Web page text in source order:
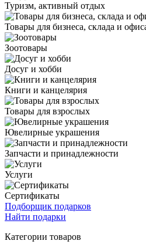
Туризм, активный отдых
Товары для бизнеса, склада и
Зоотовары
Досуг и хобби
Книги и канцелярия
Товары для взрослых
Ювелирные украшения
Запчасти и принадлежности
Услуги
Сертификаты
Подборщик подарков
Найти подарки
Категории товаров